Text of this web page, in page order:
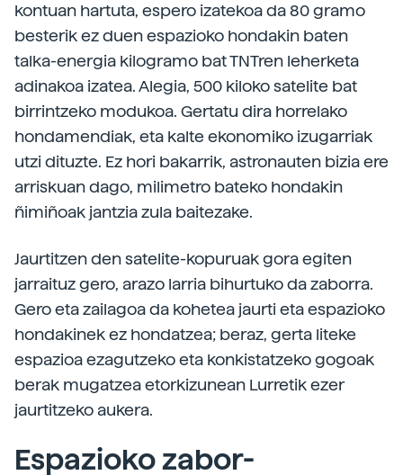
kontuan hartuta, espero izatekoa da 80 gramo
besterik ez duen espazioko hondakin baten
talka-energia kilogramo bat TNTren leherketa
adinakoa izatea. Alegia, 500 kiloko satelite bat
birrintzeko modukoa. Gertatu dira horrelako
hondamendiak, eta kalte ekonomiko izugarriak
utzi dituzte. Ez hori bakarrik, astronauten bizia ere
arriskuan dago, milimetro bateko hondakin
ñimiñoak jantzia zula baitezake.
Jaurtitzen den satelite-kopuruak gora egiten
jarraituz gero, arazo larria bihurtuko da zaborra.
Gero eta zailagoa da kohetea jaurti eta espazioko
hondakinek ez hondatzea; beraz, gerta liteke
espazioa ezagutzeko eta konkistatzeko gogoak
berak mugatzea etorkizunean Lurretik ezer
jaurtitzeko aukera.
Espazioko zabor-